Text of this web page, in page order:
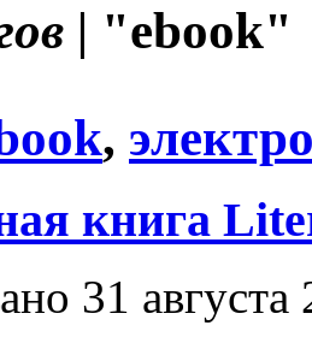
| "ebook"
,
книга
31